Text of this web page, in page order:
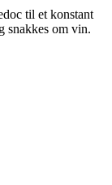
til et konstant
snakkes om vin.